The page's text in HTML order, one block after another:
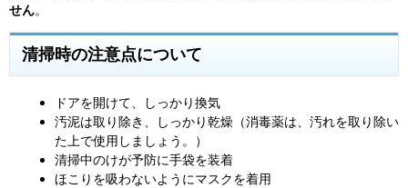
せん。
清掃時の注意点について
ドアを開けて、しっかり換気
汚泥は取り除き、しっかり乾燥（消毒薬は、汚れを取り除い
た上で使用しましょう。）
清掃中のけが予防に手袋を装着
ほこりを吸わないようにマスクを着用